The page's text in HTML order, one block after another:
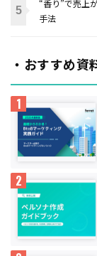
“香り”で売上
手法
・おすすめ資